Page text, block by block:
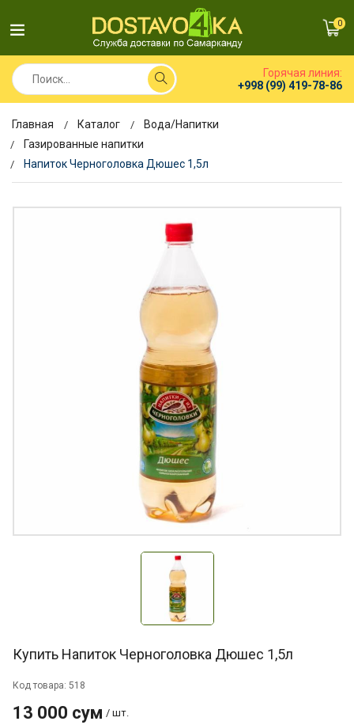
0
Горячая линия:
+998 (99) 419-78-86
Главная Каталог
Вода/Напитки
Газированные напитки
Напиток Черноголовка Дюшес 1,5л
Купить Напиток Черноголовка Дюшес 1,5л
Код товара: 518
13 000 сум / шт.